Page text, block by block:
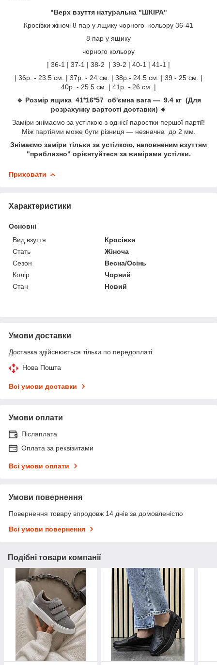
"Верх взуття натуральна "ШКІРА"
Кросівки жіночі 8 пар у ящику чорного кольору 36-41
8 пар у ящику
чорного кольору
| 36-1 | 37-1 | 38-2 | 39-2 | 40-1 | 41-1 |
| 36р. - 23.5 см. | 37р. - 24 см. | 38р.- 24.5 см. | 39 - 25 см. |
40р. - 25.5 см. | 41р. - 26 см. |
🔹 Розмір ящика 41*16*57 об'ємна вага — 9.4 кг (Для
розрахунку вартості доставки) 🔹
Заміри знімаємо за устілкою з однієї паростки першої партії!
Між партіями може бути різниця — незначна до 2 мм.
Знімаємо заміри тільки за устілкою, наповненим взуттям
"приблизно" орієнтуйтеся за вимірами устілки.
Приховати
Характеристики
Основні
Вид взуття
Кросівки
Стать
Жіноча
Сезон
Весна/Осінь
Колір
Чорний
Стан
Новий
Умови доставки
Доставка здійснюється тільки по передоплаті.
Нова Пошта
Всі умови доставки
Умови оплати
Післяплата
Оплата за реквізитами
Всі умови оплати
Умови повернення
Повернення товару впродовж 14 днів за домовленістю
Всі умови повернення
Подібні товари компанії